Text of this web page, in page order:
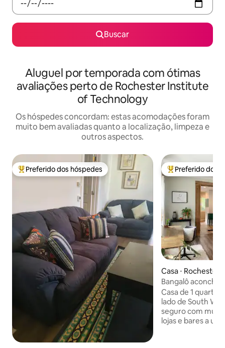
Buscar
Aluguel por temporada com ótimas
avaliações perto de Rochester Institute
of Technology
Os hóspedes concordam: estas acomodações foram
muito bem avaliadas quanto a localização, limpeza e
outros aspectos.
Entre os melhores preferidos dos hóspedes
Preferido dos hóspedes Entre os
Preferido dos
Casa ⋅ Rochester
Bangalô
desejável!
Casa de 1 quarto
lado de South
seguro com
lojas e bares a